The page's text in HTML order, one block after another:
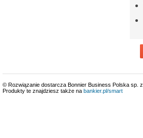
© Rozwiązanie dostarcza Bonnier Business Polska sp.
Produkty te znajdziesz także na bankier.pl/smart